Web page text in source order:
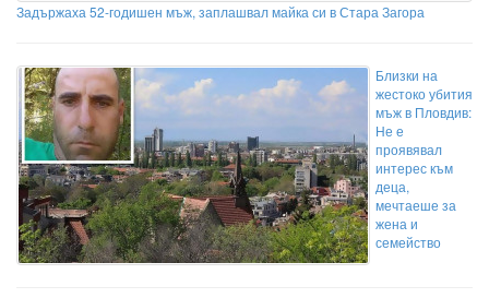
Задържаха 52-годишен мъж, заплашвал майка си в Стара Загора
Близки на
жестоко убития
мъж в Пловдив:
Не е
проявявал
интерес към
деца,
мечтаеше за
жена и
семейство